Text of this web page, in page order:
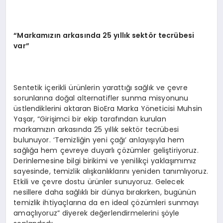
“Markamızın arkasında 25 yıllık sektör tecrübesi
var”
Sentetik içerikli ürünlerin yarattığı sağlık ve çevre
sorunlarına doğal alternatifler sunma misyonunu
üstlendiklerini aktaran BioEra Marka Yöneticisi Muhsin
Yaşar, “Girişimci bir ekip tarafından kurulan
markamızın arkasında 25 yıllık sektör tecrübesi
bulunuyor. ‘Temizliğin yeni çağı’ anlayışıyla hem
sağlığa hem çevreye duyarlı çözümler geliştiriyoruz.
Derinlemesine bilgi birikimi ve yenilikçi yaklaşımımız
sayesinde, temizlik alışkanlıklarını yeniden tanımlıyoruz.
Etkili ve çevre dostu ürünler sunuyoruz. Gelecek
nesillere daha sağlıklı bir dünya bırakırken, bugünün
temizlik ihtiyaçlarına da en ideal çözümleri sunmayı
amaçlıyoruz” diyerek değerlendirmelerini şöyle